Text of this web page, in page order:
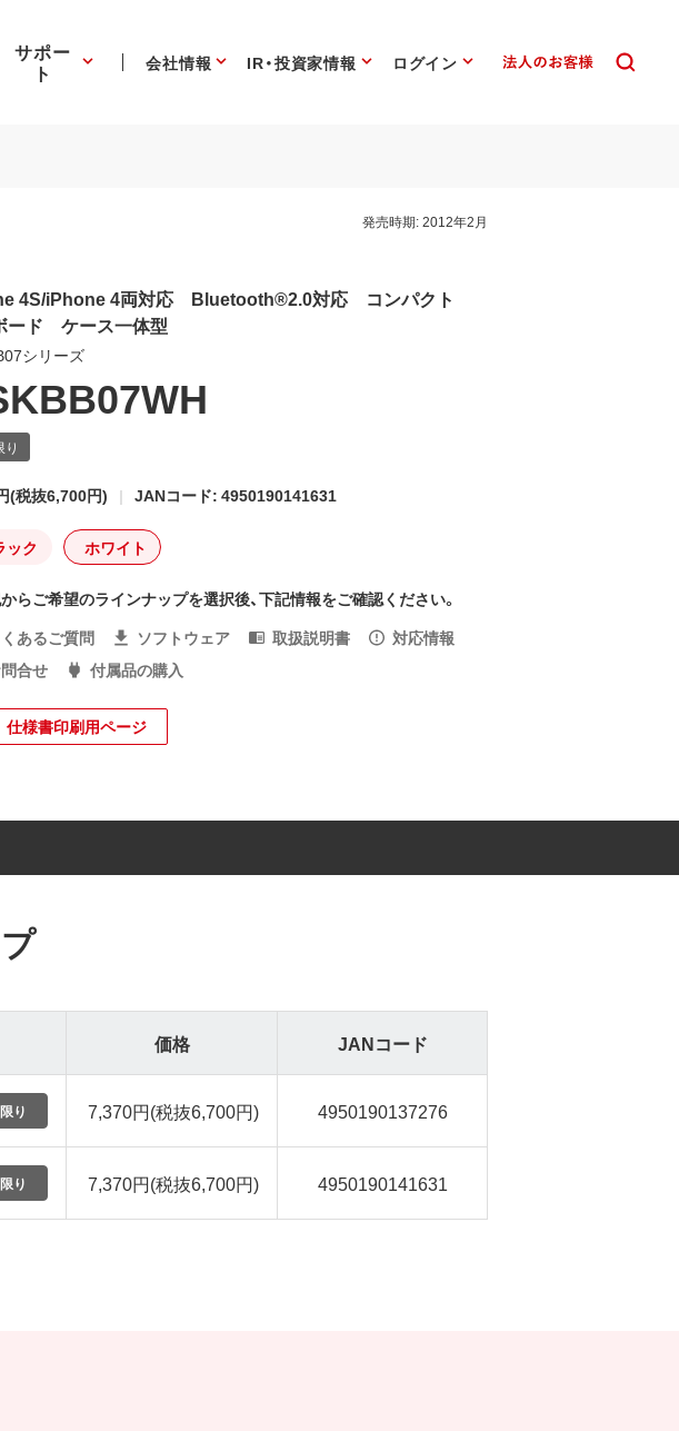
サポー
ト 会社情報 IR・投資家情報 ログイン
発売時期:2012年2月
4S/iPhone 4両対応 Bluetooth®2.0対応 コンパクト
ード ケース一体型
シリーズ
(税抜6,700円) JANコード: 4950190141631
ック ホワイト
らご希望のラインナップを選択後、下記情報をご確認ください。
あるご質問
ソフトウェア 取扱説明書
対応情報
合せ
付属品の購入
仕様書印刷用ページ
価格 JANコード
7,370円(税抜6,700円) 4950190137276
7,370円(税抜6,700円) 4950190141631